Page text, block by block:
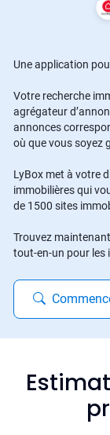
Une application
Votre recherche
agrégateur
annonces
où que vous soyez
LyBox met à votre
immobilières qui
de 1500 sites
Trouvez
tout-en-un pour les